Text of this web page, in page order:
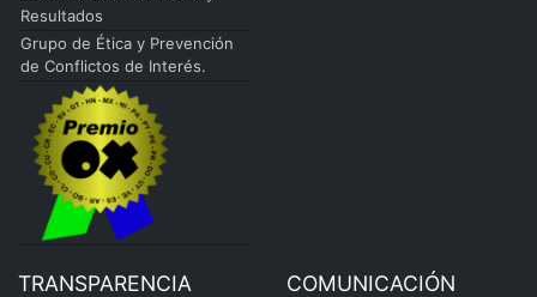
Resultados
Grupo de Ética y Prevención
de Conflictos de Interés.
TRANSPARENCIA
COMUNICACIÓN